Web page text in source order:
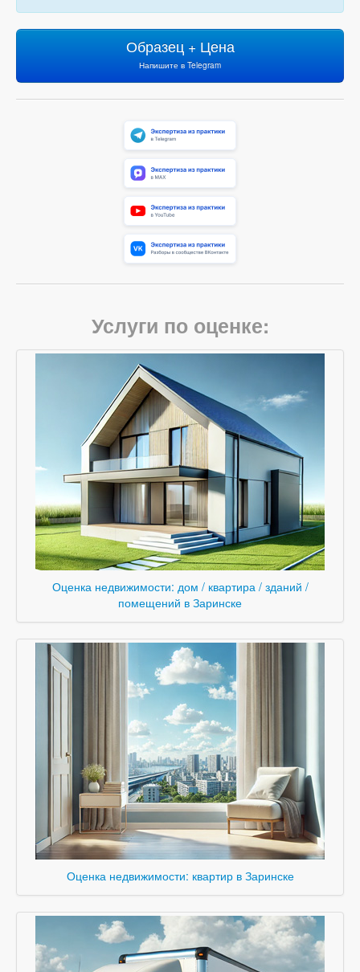
Образец + Цена
Напишите в Telegram
Услуги по оценке:
Оценка недвижимости: дом / квартира / зданий /
помещений в Заринске
Оценка недвижимости: квартир в Заринске